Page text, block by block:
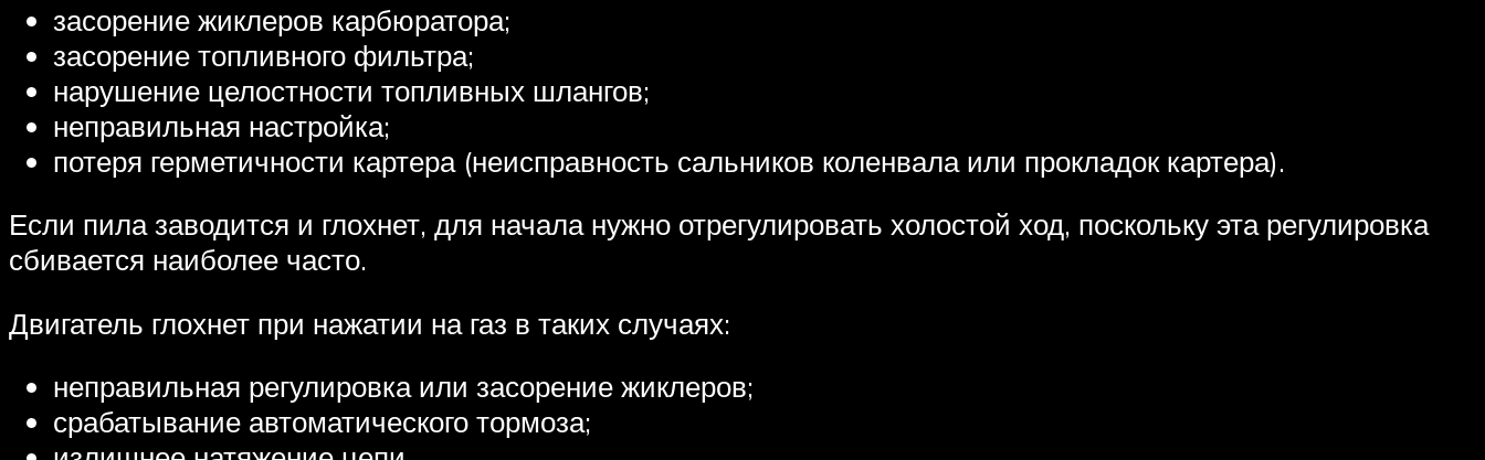
засорение жиклеров карбюратора;
засорение топливного фильтра;
нарушение целостности топливных шлангов;
неправильная настройка;
потеря герметичности картера (неисправность сальников коленвала или прокладок картера).
Если пила заводится и глохнет, для начала нужно отрегулировать холостой ход, поскольку эта регулировка
сбивается наиболее часто.
Двигатель глохнет при нажатии на газ в таких случаях:
неправильная регулировка или засорение жиклеров;
срабатывание автоматического тормоза;